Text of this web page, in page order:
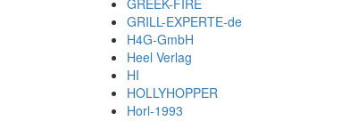
GREEK-FIRE
GRILL-EXPERTE-de
H4G-GmbH
Heel Verlag
HI
HOLLYHOPPER
Horl-1993